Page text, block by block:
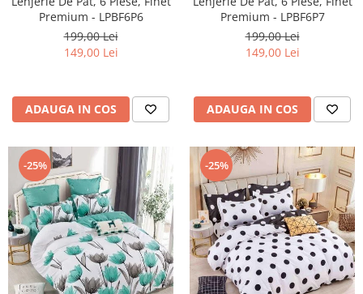
Premium - LPBF6P6
199,00 Lei
149,00 Lei
ADAUGA IN COS
Premium - LPBF6P7
199,00 Lei
149,00 Lei
ADAUGA IN COS
-25% -25%